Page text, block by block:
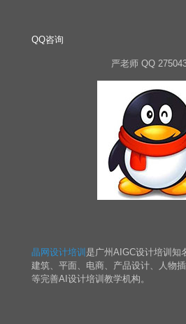
QQ咨询
严老师 QQ
晶网设计培训 是广州AIGC设计培训知
建筑、平面、电商、产品设计、人物
等完善AI设计培训教学机构。